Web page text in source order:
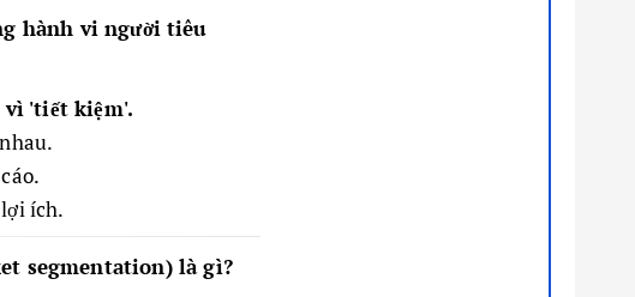
hành vi người tiêu
vì 'tiết kiệm'.
ích.
segmentation) là gì?